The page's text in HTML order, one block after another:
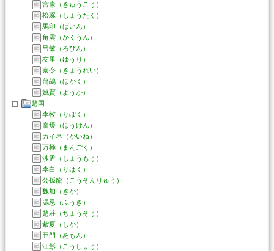
宮康（きゅうこう）
松琢（しょうたく）
馬印（ばいん）
角雲（かくうん）
呂敏（ろびん）
友里（ゆうり）
京令（きょうれい）
蒲鶮（ほかく）
姚賈（ようか）
趙国
李牧（りぼく）
龐煖（ほうけん）
カイネ（かいね）
万極（まんごく）
渉孟（しょうもう）
李白（りはく）
公孫龍（こうそんりゅう）
魏加（ぎか）
馮忌（ふうき）
趙荘（ちょうそう）
紫夏（しか）
亜門（あもん）
江彰（こうしょう）